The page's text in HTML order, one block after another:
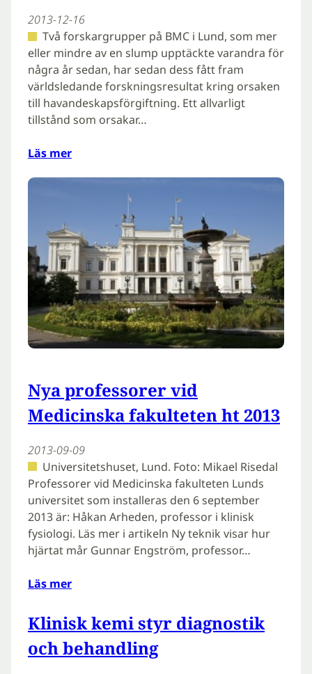
2013-12-16
Två forskargrupper på BMC i Lund, som mer
eller mindre av en slump upptäckte varandra för
några år sedan, har sedan dess fått fram
världsledande forskningsresultat kring orsaken
till havandeskapsförgiftning. Ett allvarligt
tillstånd som orsakar…
Läs mer
Nya professorer vid
Medicinska fakulteten ht 2013
2013-09-09
Universitetshuset, Lund. Foto: Mikael Risedal
Professorer vid Medicinska fakulteten Lunds
universitet som installeras den 6 september
2013 är: Håkan Arheden, professor i klinisk
fysiologi. Läs mer i artikeln Ny teknik visar hur
hjärtat mår Gunnar Engström, professor…
Läs mer
Klinisk kemi styr diagnostik
och behandling